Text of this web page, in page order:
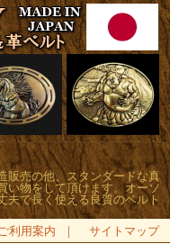
販売の他、スタンダードな真
い物をして頂けます。オーソ
夫で長く使える良質のベルト
利用案内 ｜
サイトマップ